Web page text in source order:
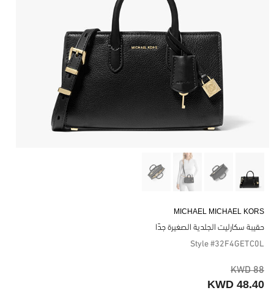
MICHAEL MICHAEL KORS
حقيبة سكارليت الجلدية الصغيرة جدًا
Style #32F4GETC0L
88 KWD
48.40 KWD